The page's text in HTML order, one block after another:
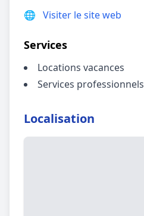
🌐 Visiter le site web
Services
Locations vacances
Services professionnels
Localisation